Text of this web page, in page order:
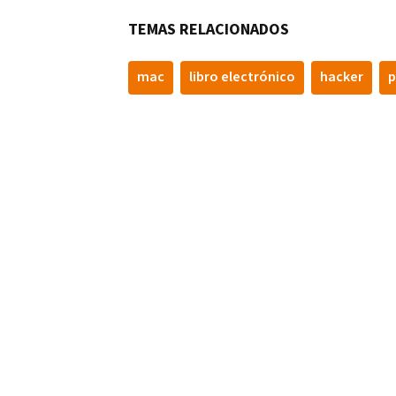
TEMAS RELACIONADOS
mac libro electrónico hacker